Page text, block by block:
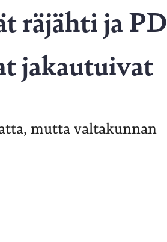
räjähti ja PD
jakautuivat
mutta valtakunnan